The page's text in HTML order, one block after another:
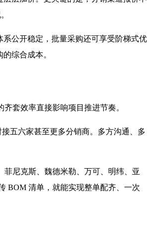
公开稳定，批量采购还可享受阶梯式优
综合成本。
套效率直接影响项目推进节奏。
五六家甚至更多分销商。多方沟通、多
尼克斯、魏德米勒、万可、明纬、亚
BOM 清单，就能实现整单配齐、一次